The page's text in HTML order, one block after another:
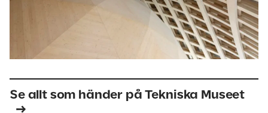
Se allt som händer på Tekniska Museet